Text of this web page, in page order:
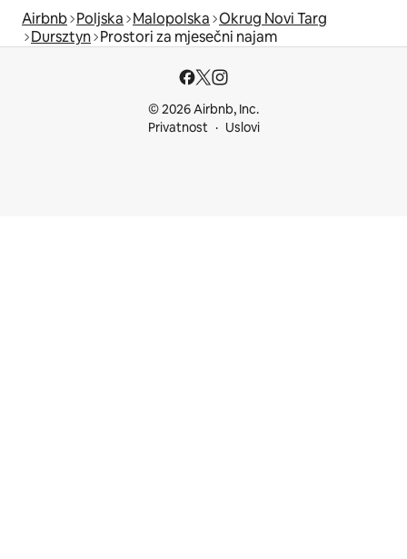
Airbnb Poljska Malopolska Okrug Novi Targ
Dursztyn Prostori za mjesečni najam
© 2026 Airbnb, Inc.
Privatnost
Uslovi